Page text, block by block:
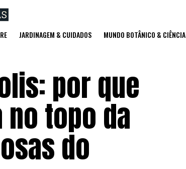
JARDINAGEM & CUIDADOS MUNDO BOTÂNICO & CIÊNCIA
por que
topo da
do